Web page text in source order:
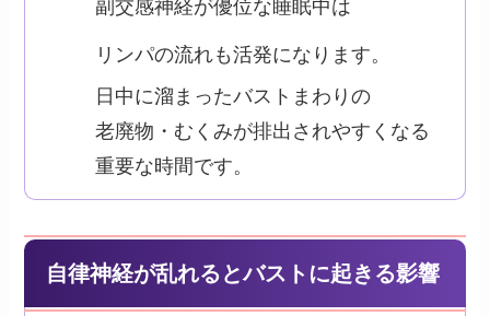
副交感神経が優位な睡眠中は
リンパの流れも活発になります。
日中に溜まったバストまわりの
老廃物・むくみが排出されやすくなる
重要な時間です。
自律神経が乱れるとバストに起きる影響